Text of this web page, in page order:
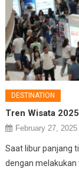
DESTINATION
Tren Wisata
February 27, 2025
Saat libur panjang
dengan melakukan